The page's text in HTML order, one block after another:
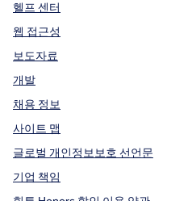
헬프 센터
웹 접근성
보도자료
개발
채용 정보
사이트 맵
글로벌 개인정보보호 선언문
기업 책임